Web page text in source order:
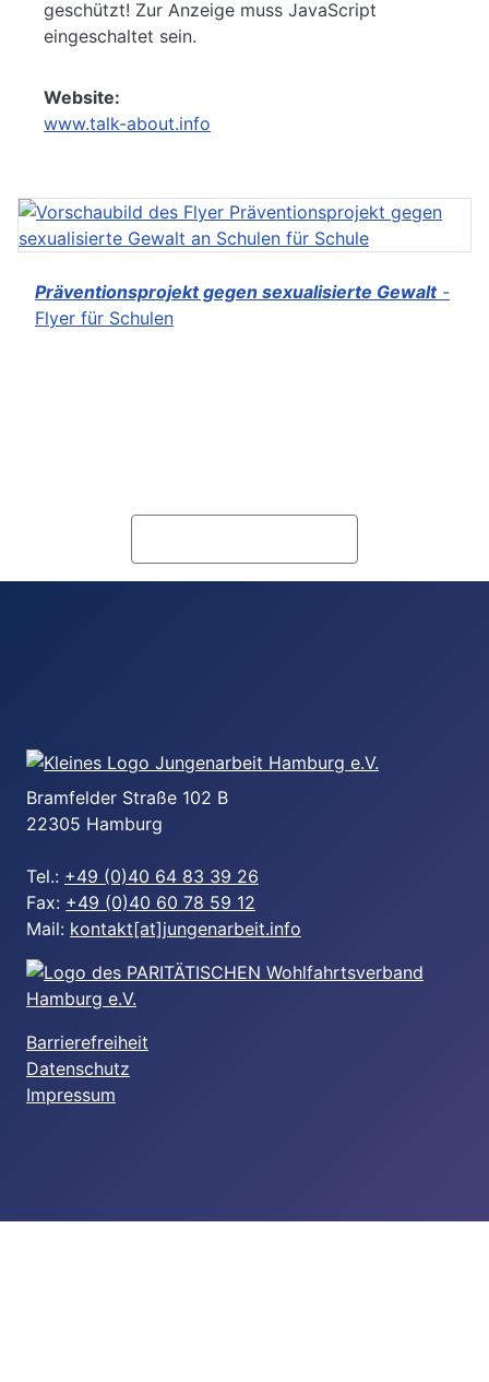
geschützt! Zur Anzeige muss JavaScript
eingeschaltet sein.
Website:
www.talk-about.info
Präventionsprojekt gegen sexualisierte Gewalt-
Flyer für Schulen
Bramfelder Straße 102 B
22305 Hamburg
Tel.: +49 (0)40 64 83 39 26
Fax: +49 (0)40 60 78 59 12
Mail: kontakt[at]jungenarbeit.info
Barrierefreiheit
Datenschutz
Impressum